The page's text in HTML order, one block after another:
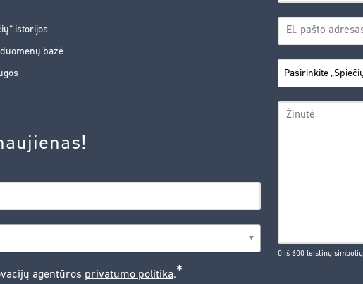
istorijos
bazė
agentūros privatumo politika.*
EL.
ADRESAS*
PASIRINKITE
„SPIEČIŲ“*
ŽINUTĖ
0 iš 600 leistinų simbolių